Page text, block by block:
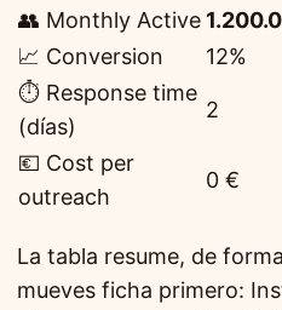
👥 Monthly Active
📈 Conversion
12%
⏱️ Response time
(días)
2
💶 Cost per
outreach
0 €
La tabla resume, de
mueves ficha primero: